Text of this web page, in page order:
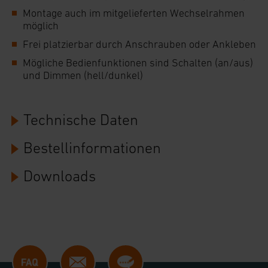
jederzeit unter dem Link „Cookie Einstellungen“
anpassen oder widerrufen. Ihre Browser-
Einstellungen können dazu führen, dass die
Einstellungen nicht längerfristig gespeichert
werden und dieses Banner erneut angezeigt wird.
Impressum Datenschutzerklärung
Montage auch im mitgelieferten Wechselrahmen
möglich
Frei platzierbar durch Anschrauben oder Ankleben
Mögliche Bedienfunktionen sind Schalten (an/aus)
und Dimmen (hell/dunkel)
Technische Daten
Bestellinformationen
Downloads